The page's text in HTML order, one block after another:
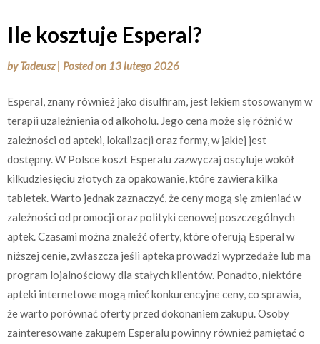
Ile kosztuje Esperal?
byTadeusz | Posted on 13 lutego 2026
Esperal, znany również jako disulfiram, jest lekiem stosowanym w
terapii uzależnienia od alkoholu. Jego cena może się różnić w
zależności od apteki, lokalizacji oraz formy, w jakiej jest
dostępny. W Polsce koszt Esperalu zazwyczaj oscyluje wokół
kilkudziesięciu złotych za opakowanie, które zawiera kilka
tabletek. Warto jednak zaznaczyć, że ceny mogą się zmieniać w
zależności od promocji oraz polityki cenowej poszczególnych
aptek. Czasami można znaleźć oferty, które oferują Esperal w
niższej cenie, zwłaszcza jeśli apteka prowadzi wyprzedaże lub ma
program lojalnościowy dla stałych klientów. Ponadto, niektóre
apteki internetowe mogą mieć konkurencyjne ceny, co sprawia,
że warto porównać oferty przed dokonaniem zakupu. Osoby
zainteresowane zakupem Esperalu powinny również pamiętać o